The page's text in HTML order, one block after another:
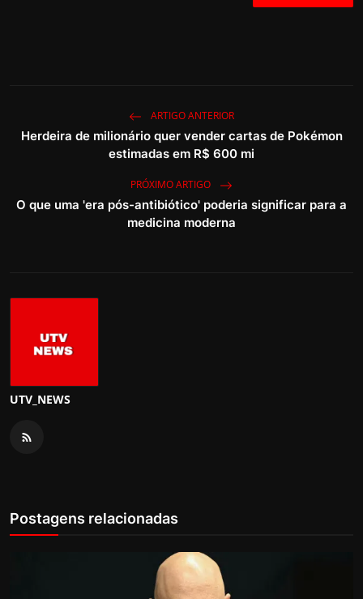
ARTIGO ANTERIOR
Herdeira de milionário quer vender cartas de Pokémon
estimadas em R$ 600 mi
PRÓXIMO ARTIGO
O que uma 'era pós-antibiótico' poderia significar para a
medicina moderna
UTV_NEWS
Postagens relacionadas